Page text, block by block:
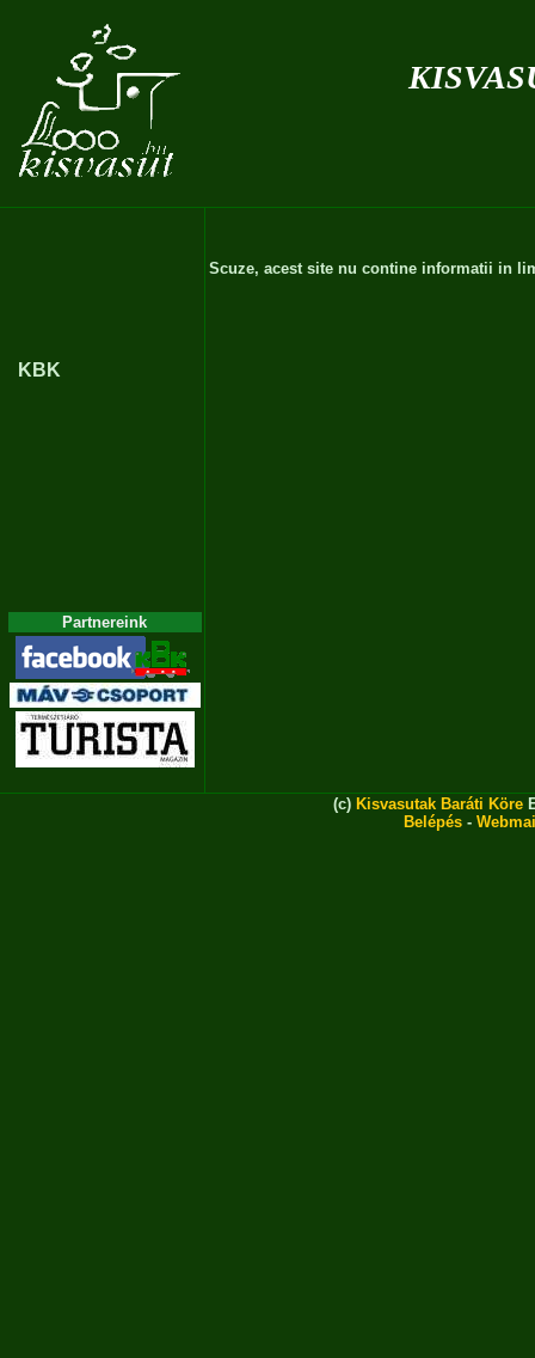
KBK
Partnereink
Scuze, acest site nu contine informatii in
(c) Kisvasutak Baráti Köre
Belépés -